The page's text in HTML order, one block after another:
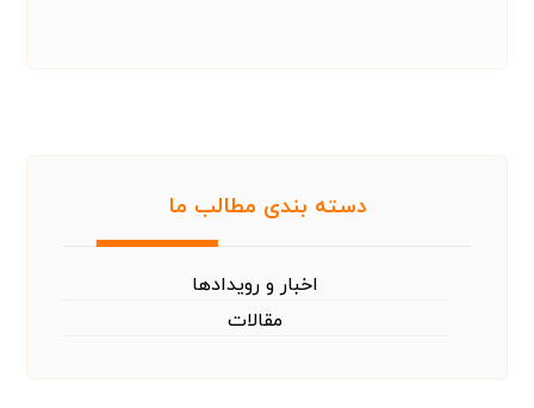
دسته بندی مطالب ما
اخبار و رویدادها
مقالات